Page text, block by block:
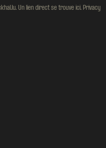
Un lien direct se trouve ici. Privacy